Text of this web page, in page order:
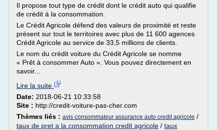
Il propose tout type de crédit dont le crédit auto qui qualifie
de crédit à la consommation.
Le Crédit Agricole défend des valeurs de proximité et reste
présent sur tout le territoires avec plus de 11 600 agences
Crédit Agricole au service de 33,5 millions de clients.
Le nom du crédit voiture du Crédit Agricole se nomme
« Prêt à consommer Auto ». Vous pouvez directement en
savoir...
Lire la suite
Date: 2018-06-21 10:33:58
Site : http://credit-voiture-pas-cher.com
Thèmes liés : avis consommateur assurance auto credit agricole /
taux de pret a la consommation credit agricole / taux